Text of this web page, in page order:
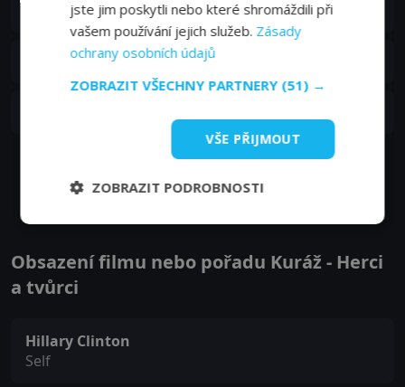
6. epizoda:Kurážné ženy se toho nebojí
08. 09. 2022
5. epizoda:Kurážné ženy coby síla přírody
08. 09. 2022
Obsazení filmu nebo pořadu Kuráž - Herci
a tvůrci
Hillary Clinton
Self
jste jim poskytli nebo které shromáždili při
vašem používání jejich služeb. Zásady
ochrany osobních údajů
ZOBRAZIT VŠECHNY PARTNERY (51) →
VŠE PŘIJMOUT
ZOBRAZIT PODROBNOSTI